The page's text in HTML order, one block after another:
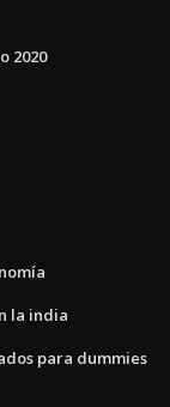
2020
la india
para dummies